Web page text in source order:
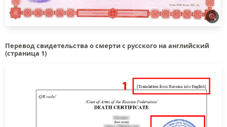
Перевод свидетельства о смерти с русского на английский
(страница 1)